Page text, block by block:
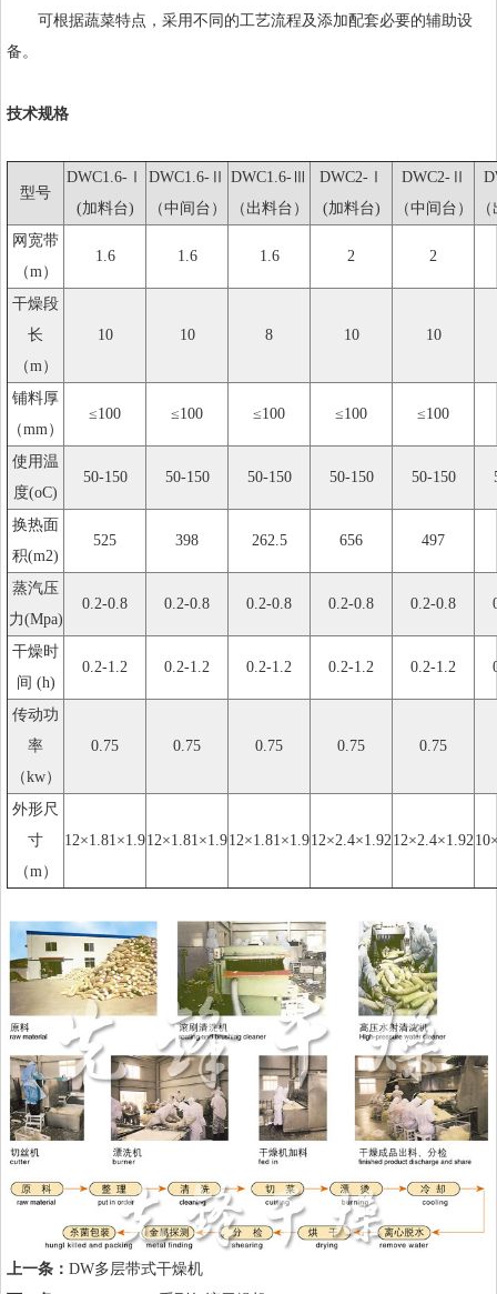
可根据蔬菜特点，采用不同的工艺流程及添加配套必要的辅助设
备。
技术规格
型号
DWC1.6-Ⅰ
(加料台)
DWC1.6-Ⅱ
（中间台）
DWC1.6-Ⅲ
（出料台）
DWC2-Ⅰ
(加料台)
DWC2-Ⅱ
（中间台）
网宽带
（m）
1.6 1.6 1.6 2 2
干燥段
长
（m）
10 10 8 10 10
铺料厚
（mm）
≤100 ≤100 ≤100 ≤100 ≤100
使用温
度(oC)
50-150 50-150 50-150 50-150 50-150
换热面
积(m2)
525 398 262.5 656 497
蒸汽压
力(Mpa)
0.2-0.8 0.2-0.8 0.2-0.8 0.2-0.8 0.2-0.8
干燥时
间 (h)
0.2-1.2 0.2-1.2 0.2-1.2 0.2-1.2 0.2-1.2
传动功
率
（kw）
0.75 0.75 0.75 0.75 0.75
外形尺
寸
（m）
12×1.81×1.912×1.81×1.912×1.81×1.912×2.4×1.9212×2.4×1.92
上一条： DW多层带式干燥机